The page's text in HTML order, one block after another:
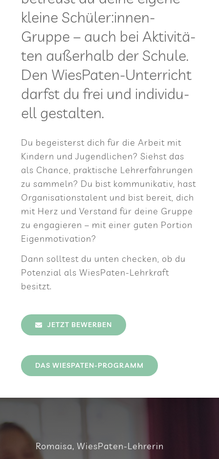
kleine Schüler:innen-
Gruppe – auch bei Akti­vi­tä­
ten außer­halb der Schule.
Den Wie­sPa­ten-Unter­richt
darfst du frei und indi­vi­du­
ell gestalten.
Du begeis­terst dich für die Arbeit mit
Kin­dern und Jugend­li­chen? Siehst das
als Chance, prak­ti­sche Lehr­erfah­run­gen
zu sam­meln? Du bist kom­mu­ni­ka­tiv, hast
Orga­ni­sa­ti­ons­ta­lent und bist bereit, dich
mit Herz und Ver­stand für deine Gruppe
zu enga­gie­ren – mit einer guten Por­tion
Eigenmotivation?
Dann soll­test du unten che­cken, ob du
Poten­zial als Wie­sPa­ten-Lehr­kraft
besitzt.
JETZT BEWER­BEN
DAS WIE­SPA­TEN-PRO­GRAMM
Romaisa, Wie­sPa­ten-Leh­re­rin